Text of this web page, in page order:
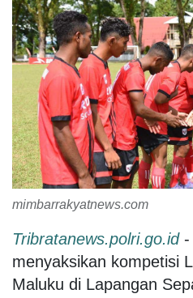
mimbarrakyatnews.com
Tribratanews.polri.go.id-
menyaksikan kompetisi
Maluku di Lapangan